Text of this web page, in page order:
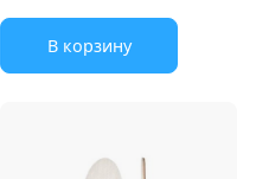
В корзину